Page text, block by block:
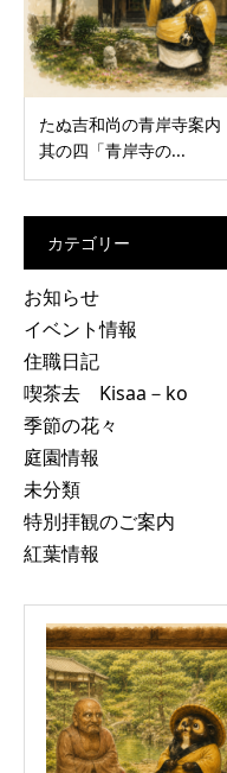
たぬ吉和尚の青岸寺案内
其の四「青岸寺の...
カテゴリー
お知らせ
イベント情報
住職日記
喫茶去 Kisaa－ko
季節の花々
庭園情報
未分類
特別拝観のご案内
紅葉情報